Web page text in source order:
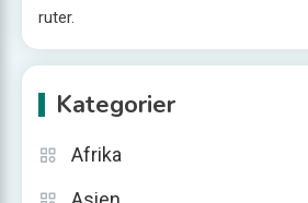
ruter.
Kategorier
Afrika